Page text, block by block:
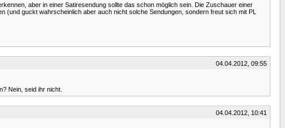
aber in einer Satiresendung sollte das schon möglich sein. Die Zuschauer einer
guckt wahrscheinlich aber auch nicht solche Sendungen, sondern freut sich mit PL
04.04.2012, 09:55
Nein, seid ihr nicht.
04.04.2012, 10:41